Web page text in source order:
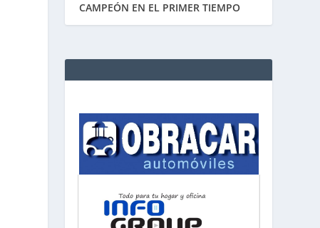
CAMPEÓN EN EL PRIMER TIEMPO